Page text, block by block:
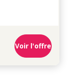
Voir l'offre